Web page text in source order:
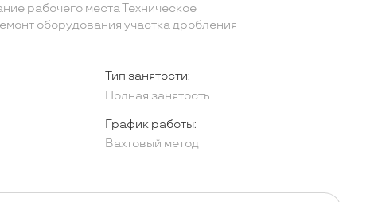
рабочего места Техническое
оборудования участка дробления
Тип занятости:
Полная занятость
График работы:
Вахтовый метод